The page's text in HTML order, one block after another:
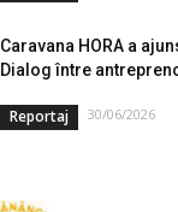
Caravana HORA a
Dialog între
Reportaj 30/06/2026